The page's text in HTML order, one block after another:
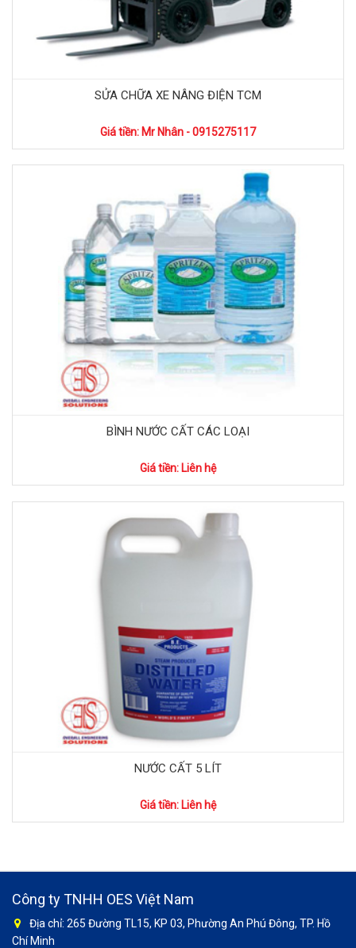
SỬA CHỮA XE NÂNG ĐIỆN TCM
Giá tiền: Mr Nhân - 0915275117
BÌNH NƯỚC CẤT CÁC LOẠI
Giá tiền: Liên hệ
NƯỚC CẤT 5 LÍT
Giá tiền: Liên hệ
Công ty TNHH OES Việt Nam
Địa chỉ: 265 Đường TL15, KP 03, Phường An Phú Đông, TP. Hồ
Chí Minh